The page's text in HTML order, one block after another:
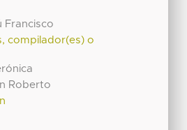
Francisco
compilador(es) o
Roberto